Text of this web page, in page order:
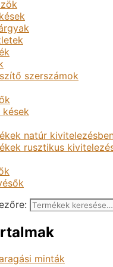
szerszámok
kések
natúr
rusztikus
minták